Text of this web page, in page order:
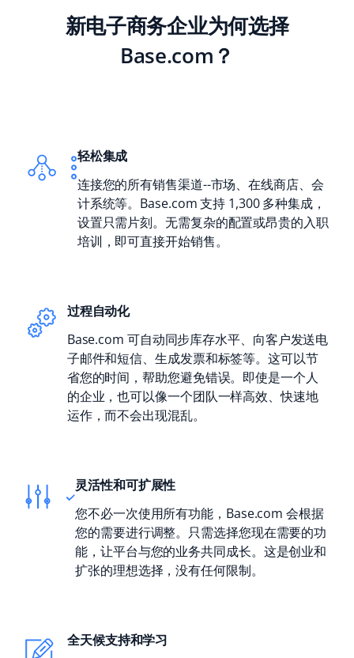
新电子商务企业为何选择
Base.com？
轻松集成
连接您的所有销售渠道--市场、在线商店、会
计系统等。Base.com 支持 1,300 多种集成，
设置只需片刻。无需复杂的配置或昂贵的入职
培训，即可直接开始销售。
过程自动化
Base.com 可自动同步库存水平、向客户发送电
子邮件和短信、生成发票和标签等。这可以节
省您的时间，帮助您避免错误。即使是一个人
的企业，也可以像一个团队一样高效、快速地
运作，而不会出现混乱。
灵活性和可扩展性
您不必一次使用所有功能，Base.com 会根据
您的需要进行调整。只需选择您现在需要的功
能，让平台与您的业务共同成长。这是创业和
扩张的理想选择，没有任何限制。
全天候支持和学习